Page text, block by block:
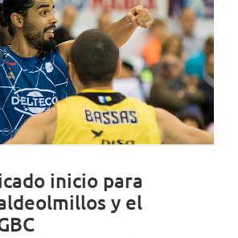
inicio para
y el